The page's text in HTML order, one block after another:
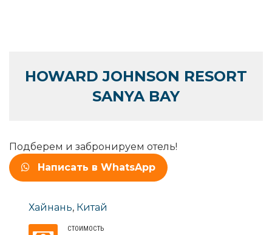
HOWARD JOHNSON RESORT
SANYA BAY
Подберем и забронируем отель!
Написать в WhatsApp
Хайнань, Китай
СТОИМОСТЬ